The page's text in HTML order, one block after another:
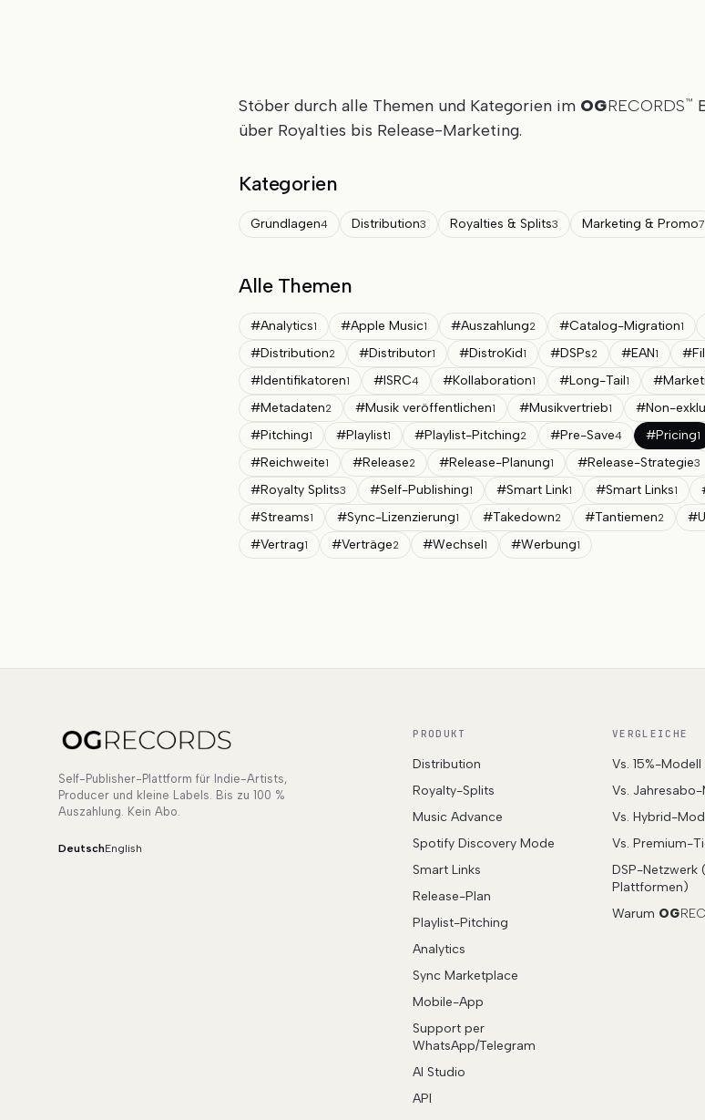
Stöber durch alle Themen und Kategorien im OGRECORDS™
über Royalties bis Release-Marketing.
Kategorien
Grundlagen4 Distribution3 Royalties & Splits3 Marketing & Promo7
Alle Themen
#Analytics1 #Apple Music1 #Auszahlung2 #Catalog-Migration1
#Distribution2 #Distributor1 #DistroKid1 #DSPs2 #EAN1 #
#Identifikatoren1 #ISRC4 #Kollaboration1 #Long-Tail1 #
#Metadaten2 #Musik veröffentlichen1 #Musikvertrieb1 #Non-
#Pitching1 #Playlist1 #Playlist-Pitching2 #Pre-Save4 #Pricing1
#Reichweite1 #Release2 #Release-Planung1 #Release-Strategie3
#Royalty Splits3 #Self-Publishing1 #Smart Link1 #Smart Links1
#Streams1 #Sync-Lizenzierung1 #Takedown2 #Tantiemen2 #
#Vertrag1 #Verträge2 #Wechsel1 #Werbung1
Self-Publisher-Plattform für Indie-Artists,
Producer und kleine Labels. Bis zu 100 %
Auszahlung. Kein Abo.
DeutschEnglish
PRODUKT
Distribution
Royalty-Splits
Music Advance
Spotify Discovery Mode
Smart Links
Release-Plan
Playlist-Pitching
Analytics
Sync Marketplace
Mobile-App
Support per
WhatsApp/Telegram
AI Studio
API
VERGLEICHE
Vs. 15%-Modell
Vs.
Vs. Hybrid-
Vs. Premium-
DSP-Netzwerk
Plattformen)
Warum OG